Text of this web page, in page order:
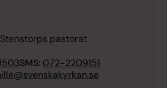
pastorat
SMS: 072-2209151